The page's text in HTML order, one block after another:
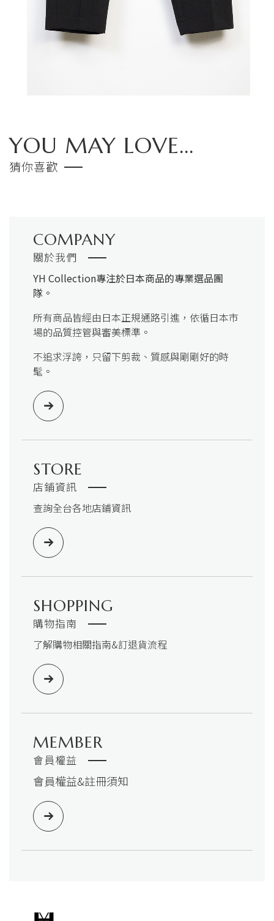
YOU MAY LOVE...
猜你喜歡
COMPANY
關於我們
YH Collection專注於日本商品的專業選品團
隊。
所有商品皆經由日本正規通路引進，依循日本市
場的品質控管與審美標準。
不追求浮誇，只留下剪裁、質感與剛剛好的時
髦。
STORE
店鋪資訊
查詢全台各地店鋪資訊
SHOPPING
購物指南
了解購物相關指南&訂退貨流程
MEMBER
會員權益
會員權益&註冊須知